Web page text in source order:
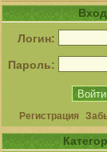
Вход
Логин:
Пароль:
Регистрация